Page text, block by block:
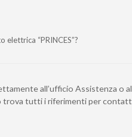
“PRINCES”?
all’ufficio Assistenza o
trova tutti i riferimenti per